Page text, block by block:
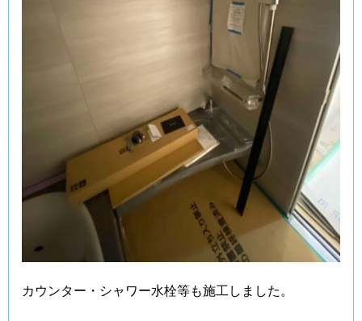
カウンター・シャワー水栓等も施工しました。